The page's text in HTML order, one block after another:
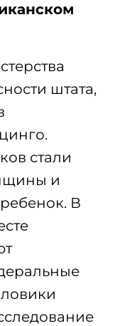
штата,
стали
и
В